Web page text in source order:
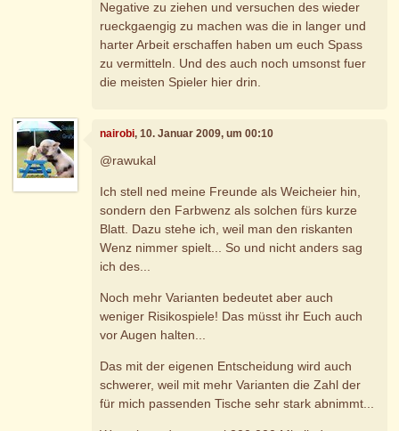
Negative zu ziehen und versuchen des wieder
rueckgaengig zu machen was die in langer und
harter Arbeit erschaffen haben um euch Spass
zu vermitteln. Und des auch noch umsonst fuer
die meisten Spieler hier drin.
nairobi, 10. Januar 2009, um 00:10
@rawukal
Ich stell ned meine Freunde als Weicheier hin,
sondern den Farbwenz als solchen fürs kurze
Blatt. Dazu stehe ich, weil man den riskanten
Wenz nimmer spielt... So und nicht anders sag
ich des...
Noch mehr Varianten bedeutet aber auch
weniger Risikospiele! Das müsst ihr Euch auch
vor Augen halten...
Das mit der eigenen Entscheidung wird auch
schwerer, weil mit mehr Varianten die Zahl der
für mich passenden Tische sehr stark abnimmt...